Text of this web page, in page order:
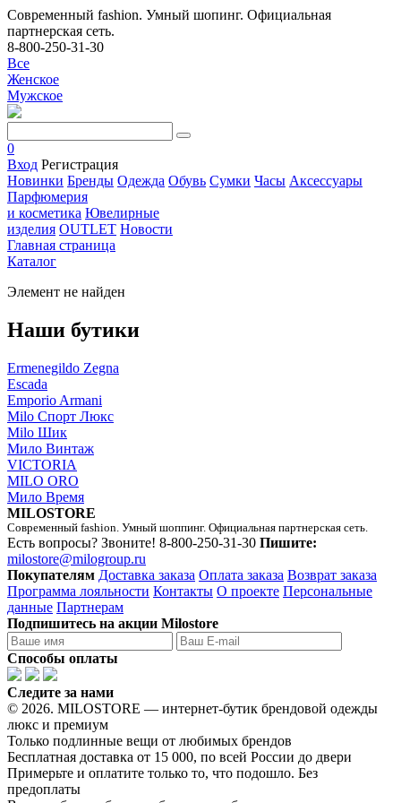
Современный fashion. Умный шопинг. Официальная
партнерская сеть.
8-800-250-31-30
Все
Женское
Мужское
0
Вход Регистрация
Новинки Бренды Одежда Обувь Сумки Часы Аксессуары
Парфюмерия
и косметика Ювелирные
изделия OUTLET Новости
Главная страница
Каталог
Элемент не найден
Наши бутики
Ermenegildo Zegna
Escada
Emporio Armani
Milo Спорт Люкс
Milo Шик
Мило Винтаж
VICTORIA
MILO ORO
Мило Время
MILOSTORE
Современный fashion. Умный шоппинг. Официальная партнерская сеть.
Есть вопросы? Звоните! 8-800-250-31-30 Пишите:
milostore@milogroup.ru
Покупателям Доставка заказа Оплата заказа Возврат заказа
Программа лояльности Контакты О проекте Персональные
данные Партнерам
Подпишитесь на акции Milostore
Способы оплаты
Следите за нами
© 2026. MILOSTORE — интернет-бутик брендовой одежды
люкс и премиум
Только подлинные вещи от любимых брендов
Бесплатная доставка от 15 000, по всей России до двери
Примерьте и оплатите только то, что подошло. Без
предоплаты